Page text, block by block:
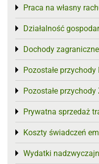
Praca na własny
Toggle menu
Działalność
Toggle menu
Dochody zagraniczne
Toggle menu
Pozostałe przychody
Toggle menu
Pozostałe przychody
Toggle menu
Prywatna sprzedaż
Toggle menu
Koszty świadczeń
Toggle menu
Wydatki
Toggle menu